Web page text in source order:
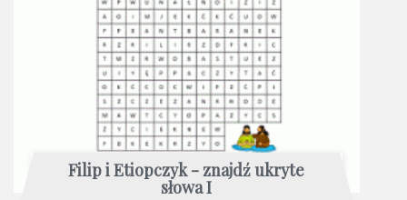
Filip i Etiopczyk - znajdź ukryte
słowa I